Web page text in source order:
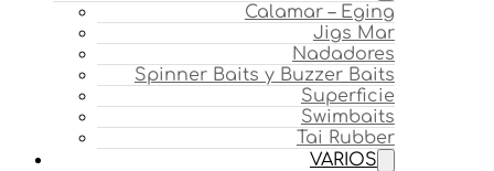
Calamar – Eging
Jigs Mar
Nadadores
Spinner Baits y Buzzer Baits
Superficie
Swimbaits
Tai Rubber
VARIOS